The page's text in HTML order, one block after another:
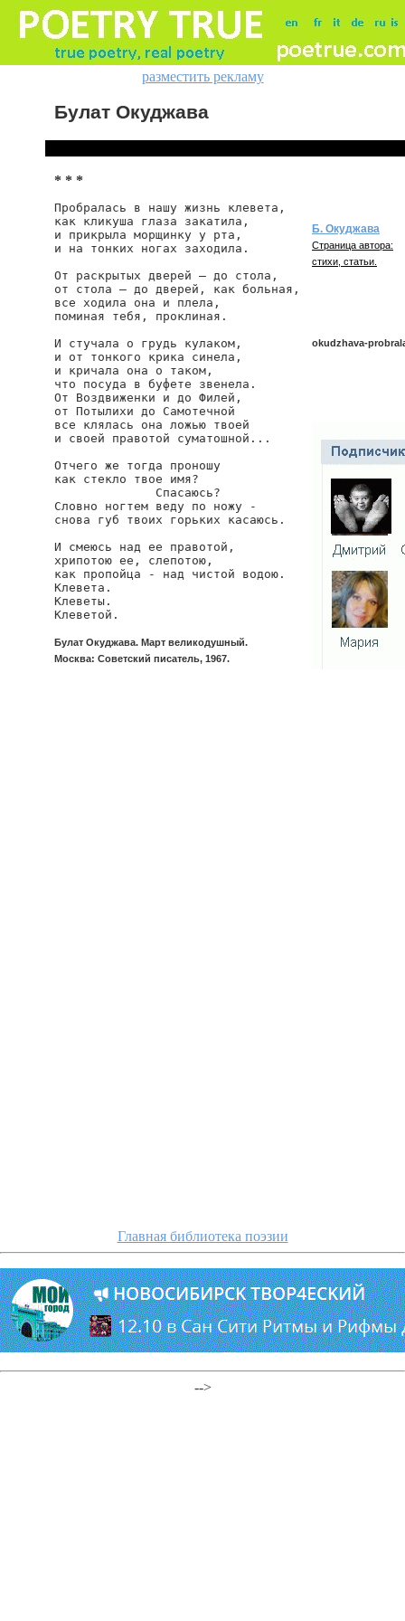
разместить рекламу
Булат Окуджава
* * *
Пробралась в нашу жизнь клевета,
как кликуша глаза закатила,
и прикрыла морщинку у рта,
и на тонких ногах заходила.
От раскрытых дверей — до стола,
от стола — до дверей, как больная,
все ходила она и плела,
поминая тебя, проклиная.
И стучала о грудь кулаком,
и от тонкого крика синела,
и кричала она о таком,
что посуда в буфете звенела.
От Воздвиженки и до Филей,
от Потылихи до Самотечной
все клялась она ложью твоей
и своей правотой суматошной...
Отчего же тогда проношу
как стекло твое имя?
              Спасаюсь?
Словно ногтем веду по ножу -
снова губ твоих горьких касаюсь.
И смеюсь над ее правотой,
хрипотою ее, слепотою,
как пропойца - над чистой водою.
Клевета.
Клеветы.
Клеветой.
Булат Окуджава. Март великодушный.
Москва: Советский писатель, 1967.
Б. Окуджава
Страница автора:
стихи, статьи.
okudzhava-
Главная библиотека поэзии
-->